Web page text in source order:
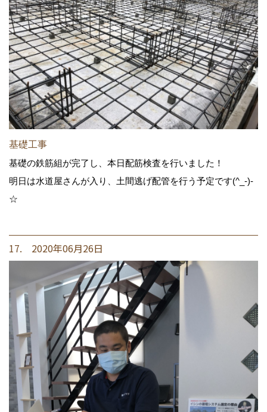
基礎工事
基礎の鉄筋組が完了し、本日配筋検査を行いました！
明日は水道屋さんが入り、土間逃げ配管を行う予定です(^_-)-
☆
17. 2020年06月26日